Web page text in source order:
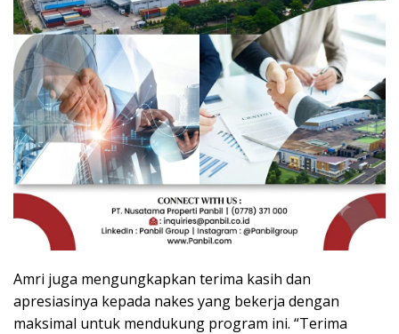
Amri juga mengungkapkan terima kasih dan
apresiasinya kepada nakes yang bekerja dengan
maksimal untuk mendukung program ini. “Terima